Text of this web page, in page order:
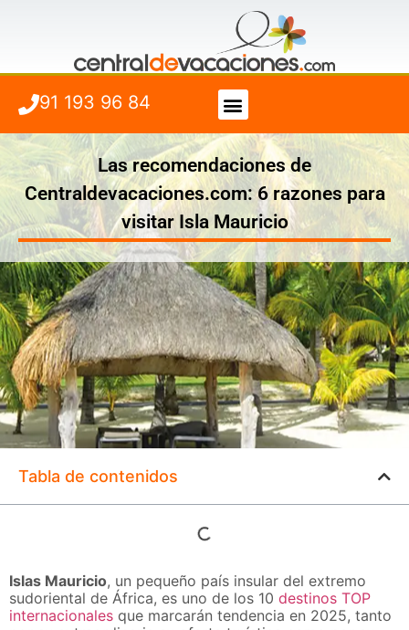
91 193 96 84
Las recomendaciones de
Centraldevacaciones.com: 6 razones para
visitar Isla Mauricio
Tabla de contenidos
Islas Mauricio, un pequeño país insular del extremo
sudoriental de África, es uno de los 10 destinos TOP
internacionales que marcarán tendencia en 2025, tanto